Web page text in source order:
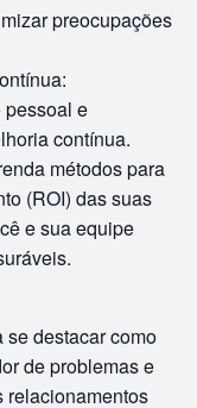
preocupações
pessoal e
contínua.
métodos para
(ROI) das suas
e sua equipe
se destacar como
de problemas e
relacionamentos